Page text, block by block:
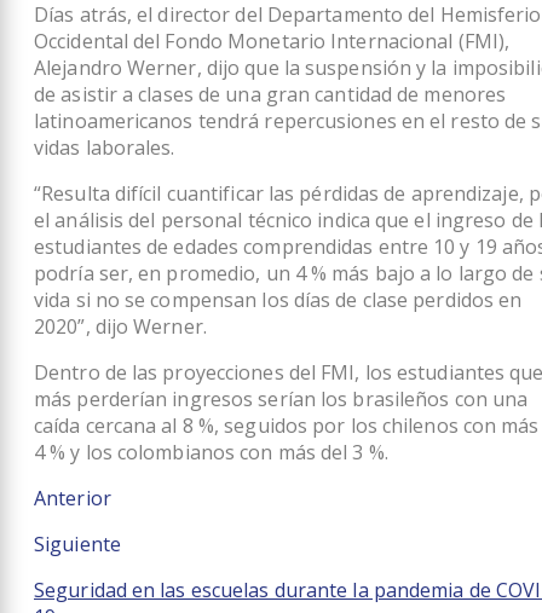
Días atrás, el director del Departamento del Hemisferio
Occidental del Fondo Monetario Internacional (FMI),
Alejandro Werner, dijo que la suspensión y la
de asistir a clases de una gran cantidad de menores
latinoamericanos tendrá repercusiones en el resto de
vidas laborales.
“Resulta difícil cuantificar las pérdidas de aprendizaje,
el análisis del personal técnico indica que el ingreso de
estudiantes de edades comprendidas entre 10 y 19
podría ser, en promedio, un 4 % más bajo a lo largo de
vida si no se compensan los días de clase perdidos en
2020”, dijo Werner.
Dentro de las proyecciones del FMI, los estudiantes
más perderían ingresos serían los brasileños con una
caída cercana al 8 %, seguidos por los chilenos con
4 % y los colombianos con más del 3 %.
Anterior
Siguiente
Seguridad en las escuelas durante la pandemia de